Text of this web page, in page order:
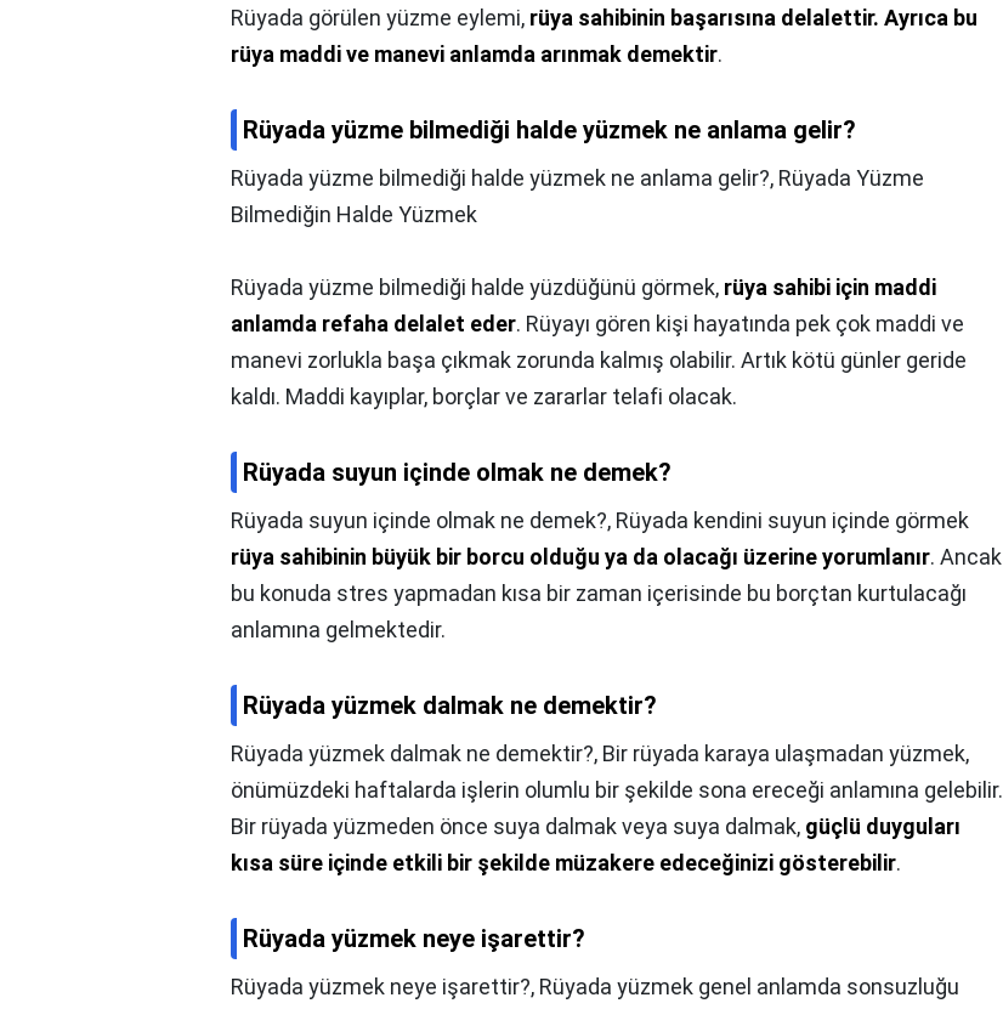
Rüyada görülen yüzme eylemi, rüya sahibinin başarısına delalettir. Ayrıca bu
rüya maddi ve manevi anlamda arınmak demektir.
Rüyada yüzme bilmediği halde yüzmek ne anlama gelir?
Rüyada yüzme bilmediği halde yüzmek ne anlama gelir?, Rüyada Yüzme
Bilmediğin Halde Yüzmek
Rüyada yüzme bilmediği halde yüzdüğünü görmek, rüya sahibi için maddi
anlamda refaha delalet eder. Rüyayı gören kişi hayatında pek çok maddi ve
manevi zorlukla başa çıkmak zorunda kalmış olabilir. Artık kötü günler geride
kaldı. Maddi kayıplar, borçlar ve zararlar telafi olacak.
Rüyada suyun içinde olmak ne demek?
Rüyada suyun içinde olmak ne demek?, Rüyada kendini suyun içinde görmek
rüya sahibinin büyük bir borcu olduğu ya da olacağı üzerine yorumlanır. Ancak
bu konuda stres yapmadan kısa bir zaman içerisinde bu borçtan kurtulacağı
anlamına gelmektedir.
Rüyada yüzmek dalmak ne demektir?
Rüyada yüzmek dalmak ne demektir?, Bir rüyada karaya ulaşmadan yüzmek,
önümüzdeki haftalarda işlerin olumlu bir şekilde sona ereceği anlamına gelebilir.
Bir rüyada yüzmeden önce suya dalmak veya suya dalmak, güçlü duyguları
kısa süre içinde etkili bir şekilde müzakere edeceğinizi gösterebilir.
Rüyada yüzmek neye işarettir?
Rüyada yüzmek neye işarettir?, Rüyada yüzmek genel anlamda sonsuzluğu